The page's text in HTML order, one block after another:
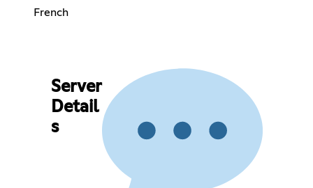
French
Server
Detail
s